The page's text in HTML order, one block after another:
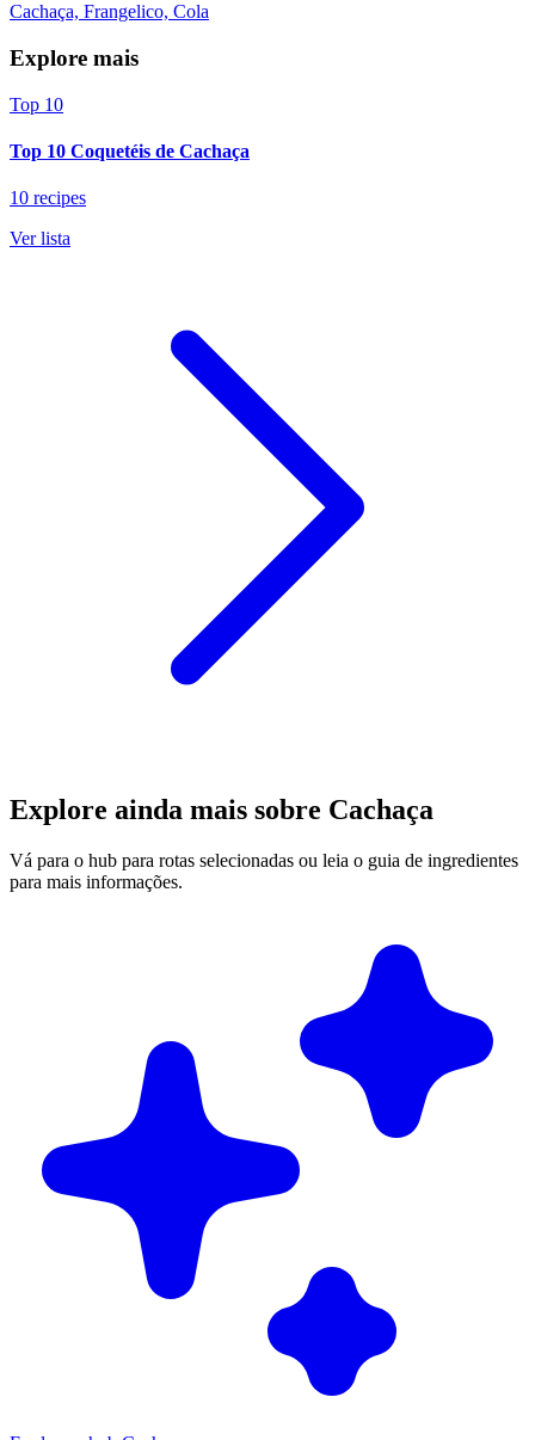
Cachaça, Frangelico, Cola
Explore mais
Top 10
Top 10 Coquetéis de Cachaça
10 recipes
Ver lista
Explore ainda mais sobre Cachaça
Vá para o hub para rotas selecionadas ou leia o guia de ingredientes
para mais informações.